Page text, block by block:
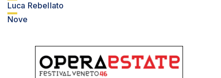
Luca Rebellato
Nove